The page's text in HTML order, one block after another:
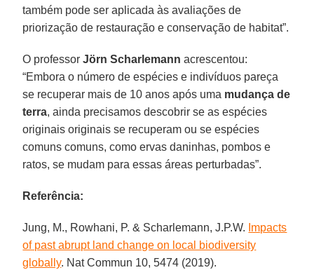
também pode ser aplicada às avaliações de
priorização de restauração e conservação de habitat”.
O professorJörn Scharlemann acrescentou:
“Embora o número de espécies e indivíduos pareça
se recuperar mais de 10 anos após uma mudança de
terra, ainda precisamos descobrir se as espécies
originais originais se recuperam ou se espécies
comuns comuns, como ervas daninhas, pombos e
ratos, se mudam para essas áreas perturbadas”.
Referência:
Jung, M., Rowhani, P. & Scharlemann, J.P.W. Impacts
of past abrupt land change on local biodiversity
globally. Nat Commun 10, 5474 (2019).